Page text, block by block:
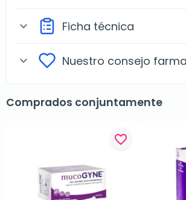
expand_more Ficha técnica
expand_more Nuestro consejo
Comprados conjuntamente
favorite_border